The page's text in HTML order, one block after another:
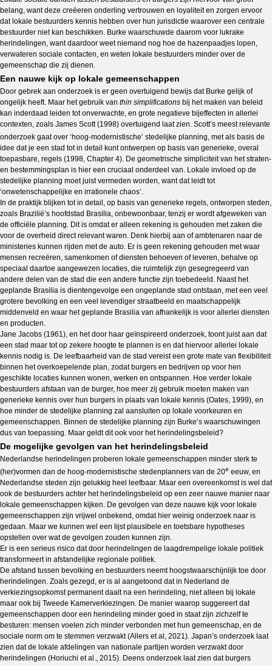
belang, want deze creëeren onderling vertrouwen en loyaliteit en zorgen ervoor
dat lokale bestuurders kennis hebben over hun jurisdictie waarover een centrale
bestuurder niet kan beschikken. Burke waarschuwde daarom voor lukrake
herindelingen, want daardoor weet niemand nog hoe de hazenpaadjes lopen,
verwateren sociale contacten, en weten lokale bestuurders minder over de
gemeenschap die zij dienen.
Een nauwe kijk op lokale gemeenschappen
Door gebrek aan onderzoek is er geen overtuigend bewijs dat Burke gelijk of
ongelijk heeft. Maar het gebruik van thin simplifications bij het maken van beleid
kan inderdaad leiden tot onverwachte, en grote negatieve bijeffecten in allerlei
contexten, zoals James Scott (1998) overtuigend laat zien. Scott’s meest relevante
onderzoek gaat over ‘hoog-modernistische’ stedelijke planning, met als basis de
idee dat je een stad tot in detail kunt ontwerpen op basis van generieke, overal
toepasbare, regels (1998, Chapter 4). De geometrische simpliciteit van het straten-
en bestemmingsplan is hier een cruciaal onderdeel van. Lokale invloed op de
stedelijke planning moet juist vermeden worden, want dat leidt tot
‘onwetenschappelijke en irrationele chaos’.
In de praktijk blijken tot in detail, op basis van generieke regels, ontworpen steden,
zoals Brazilië’s hoofdstad Brasilia, onbewoonbaar, tenzij er wordt afgeweken van
de officiële planning. Dit is omdat er alleen rekening is gehouden met zaken die
voor de overheid direct relevant waren. Denk hierbij aan of ambtenaren naar de
ministeries kunnen rijden met de auto. Er is geen rekening gehouden met waar
mensen recreëren, samenkomen of diensten behoeven of leveren, behalve op
speciaal daartoe aangewezen locaties, die ruimtelijk zijn gesegregeerd van
andere delen van de stad die een andere functie zijn toebedeeld. Naast het
geplande Brasilia is dientengevolge een ongeplande stad ontstaan, met een veel
grotere bevolking en een veel levendiger straatbeeld en maatschappelijk
middenveld en waar het geplande Brasilia van afhankelijk is voor allerlei diensten
en producten.
Jane Jacobs (1961), en het door haar geïnspireerd onderzoek, toont juist aan dat
een stad maar tot op zekere hoogte te plannen is en dat hiervoor allerlei lokale
kennis nodig is. De leefbaarheid van de stad vereist een grote mate van flexibiliteit
binnen het overkoepelende plan, zodat burgers en bedrijven op voor hen
geschikte locaties kunnen wonen, werken en ontspannen. Hoe verder lokale
bestuurders afstaan van de burger, hoe meer zij gebruik moeten maken van
generieke kennis over hun burgers in plaats van lokale kennis (Oates, 1999), en
hoe minder de stedelijke planning zal aansluiten op lokale voorkeuren en
gemeenschappen. Binnen de stedelijke planning zijn Burke’s waarschuwingen
dus van toepassing. Maar geldt dit ook voor het herindelingsbeleid?
De mogelijke gevolgen van het herindelingsbeleid
Nederlandse herindelingen proberen lokale gemeenschappen minder sterk te
(her)vormen dan de hoog-modernistische stedenplanners van de 20e eeuw, en
Nederlandse steden zijn gelukkig heel leefbaar. Maar een overeenkomst is wel dat
ook de bestuurders achter het herindelingsbeleid op een zeer nauwe manier naar
lokale gemeenschappen kijken. De gevolgen van deze nauwe kijk voor lokale
gemeenschappen zijn vrijwel onbekend, omdat hier weinig onderzoek naar is
gedaan. Maar we kunnen wel een lijst plausibele en toetsbare hypotheses
opstellen over wat de gevolgen zouden kunnen zijn.
Er is een serieus risico dat door herindelingen de laagdrempelige lokale politiek
transformeert in afstandelijke regionale politiek.
De afstand tussen bevolking en bestuurders neemt hoogstwaarschijnlijk toe door
herindelingen. Zoals gezegd, er is al aangetoond dat in Nederland de
verkiezingsopkomst permanent daalt na een herindeling, niet alleen bij lokale
maar ook bij Tweede Kamerverkiezingen. De manier waarop suggereert dat
gemeenschappen door een herindeling minder goed in staat zijn zichzelf te
besturen: mensen voelen zich minder verbonden met hun gemeenschap, en de
sociale norm om te stemmen verzwakt (Allers et al, 2021). Japan’s onderzoek laat
zien dat de lokale afdelingen van nationale partijen worden verzwakt door
herindelingen (Horiuchi et al., 2015). Deens onderzoek laat zien dat burgers